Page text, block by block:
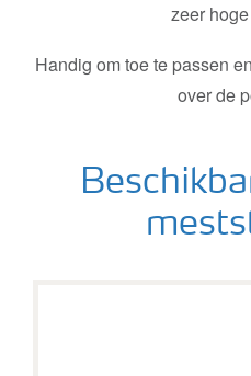
Podcasts
zeer
Handig om toe te passen
over de